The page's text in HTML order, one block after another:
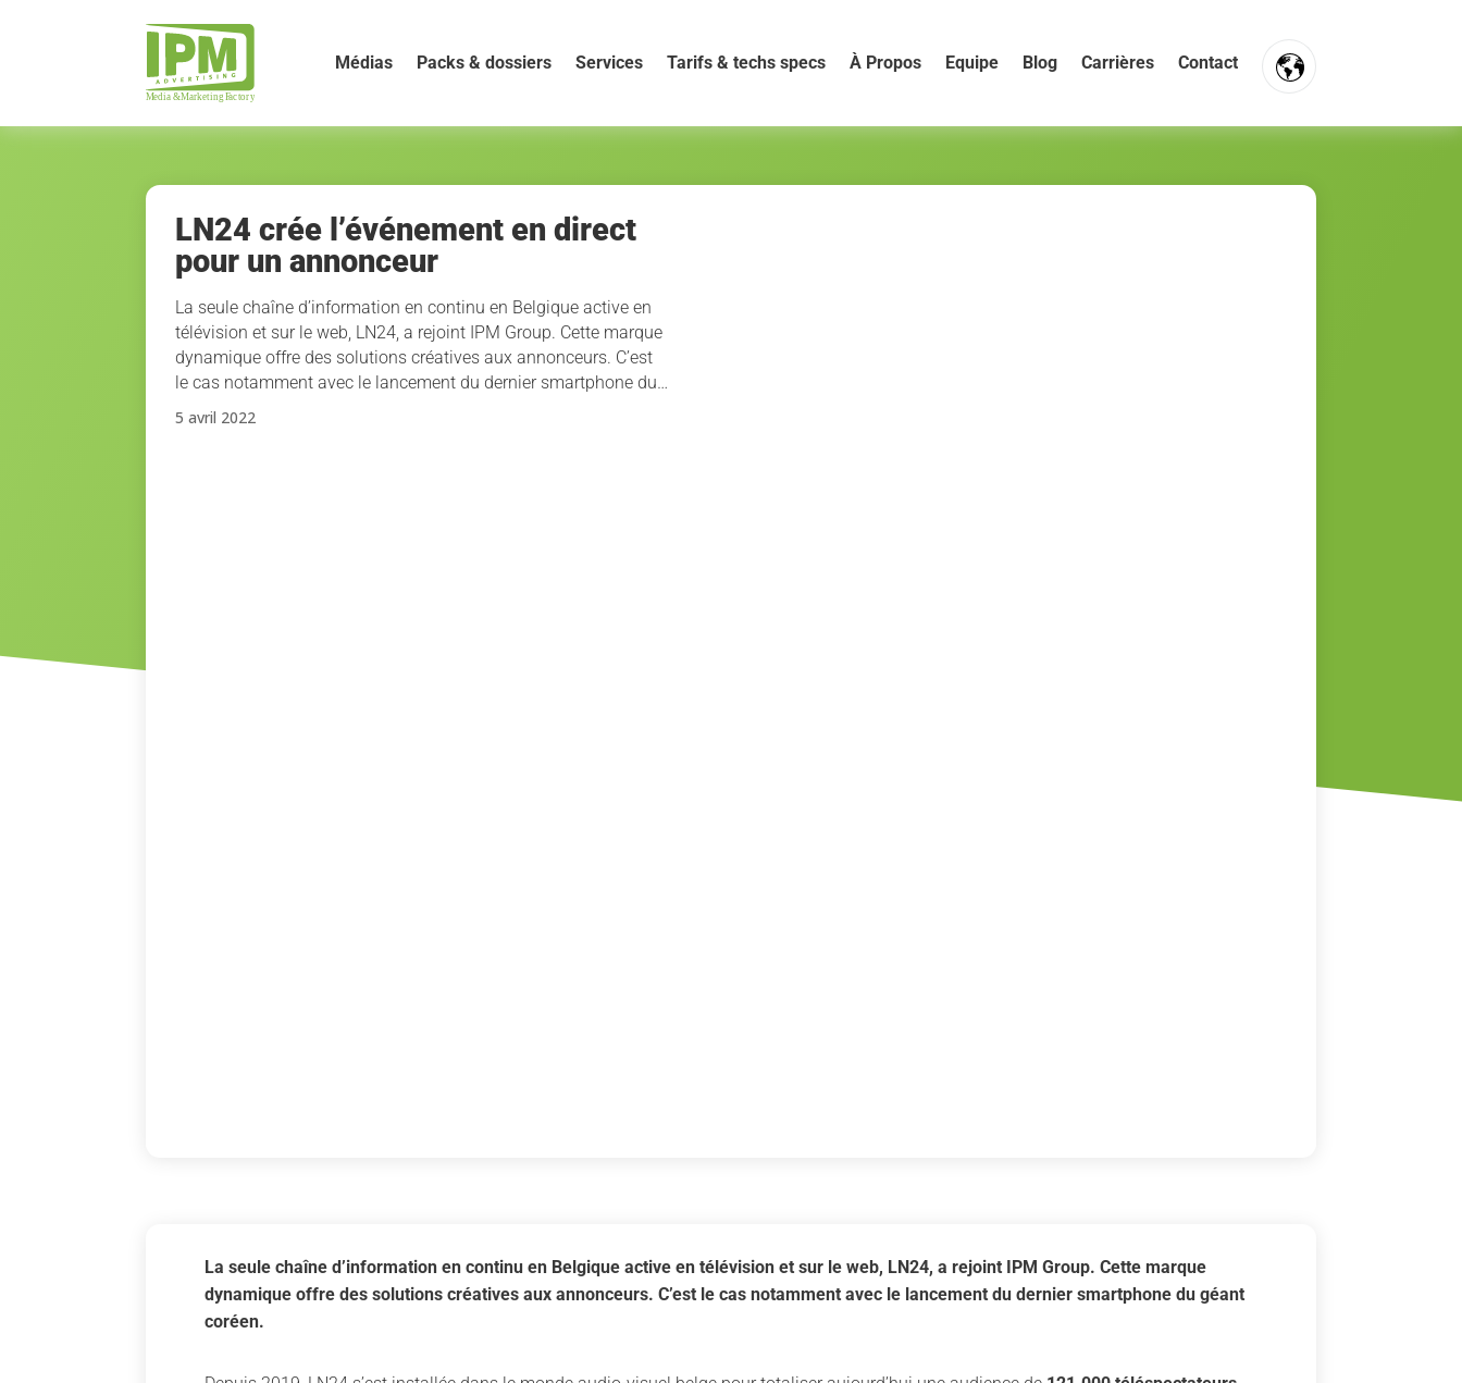
Médias Packs & dossiers Services Tarifs & techs specs À Propos Equipe Blog Carrières Contact
FR
LN24 crée l’événement en direct
pour un annonceur
La seule chaîne d’information en continu en Belgique active en
télévision et sur le web, LN24, a rejoint IPM Group. Cette marque
dynamique offre des solutions créatives aux annonceurs. C’est
le cas notamment avec le lancement du dernier smartphone du…
5 avril 2022
La seule chaîne d’information en continu en Belgique active en télévision et sur le web, LN24, a rejoint IPM Group. Cette marque
dynamique offre des solutions créatives aux annonceurs. C’est le cas notamment avec le lancement du dernier smartphone du géant
coréen.